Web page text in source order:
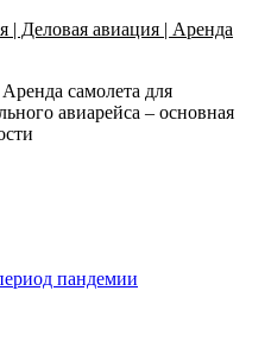
| Деловая авиация | Аренда
самолета для
авиарейса – основная
пандемии